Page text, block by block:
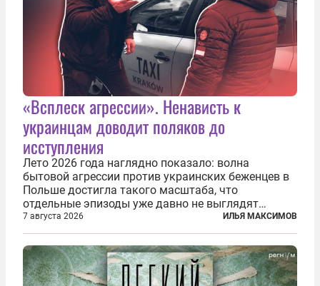
«Всплеск агрессии». Ненависть к
украинцам доводит поляков до
исступления
Лето 2026 года наглядно показало: волна
бытовой агрессии против украинских беженцев в
Польше достигла такого масштаба, что
отдельные эпизоды уже давно не выглядят
случайными. Поляки, судя по происходящему,
буквально теряют рассудок от ненависти к
украинским беженцам, и каждый новый случай
по-своему...
7 августа 2026 ИЛЬЯ МАКСИМОВ